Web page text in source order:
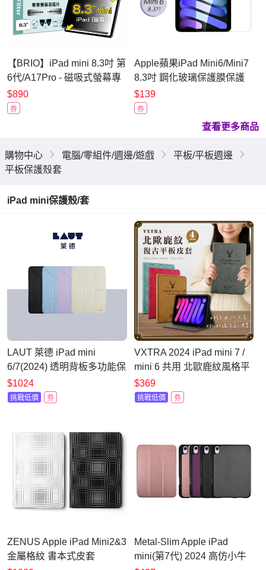
【BRIO】iPad mini 8.3吋 第
6代/A17Pro - 磁吸式螢幕專
業防窺片 可重覆拆裝 磁吸
防窺 抗藍光 防窺膜 防窺保
$890
券
Apple蘋果iPad Mini6/Mini7
8.3吋 鋼化玻璃保護膜保護
貼
$139
券
查看更多商品
購物中心 電腦/零組件/週邊/遊戲
平板/平板週邊
平板保護殼套
iPad mini保護殼/套
LAUT 萊德 iPad mini
6/7(2024) 透明背板多功能保
護殼
$1024
挑戰低價 券
VXTRA 2024 iPad mini 7 /
mini 6 共用 北歐鹿紋風格平
板皮套 防潑水立架保護套
$369
挑戰低價 券
ZENUS Apple iPad Mini2&3
金屬格紋 書本式皮套
Metal-Slim Apple iPad
mini(第7代) 2024 高仿小牛